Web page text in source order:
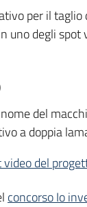
per il taglio
uno degli
del
a doppia
video del
concorso Io